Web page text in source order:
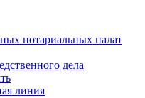
нотариальных палат
дела
линия